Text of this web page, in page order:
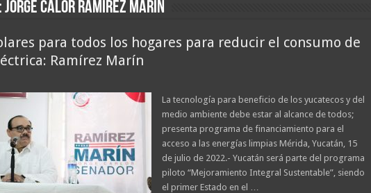
Jorge Calor Ramírez Marín
para todos los hogares para reducir el consumo de
Ramírez Marín
La tecnología para beneficio de los yucatecos y del
medio ambiente debe estar al alcance de todos;
presenta programa de financiamiento para el
acceso a las energías limpias Mérida, Yucatán, 15
de julio de 2022.- Yucatán será parte del programa
piloto “Mejoramiento Integral Sustentable”, siendo
el primer Estado en el …